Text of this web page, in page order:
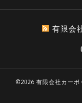
有限会
©2026 有限会社カーボ